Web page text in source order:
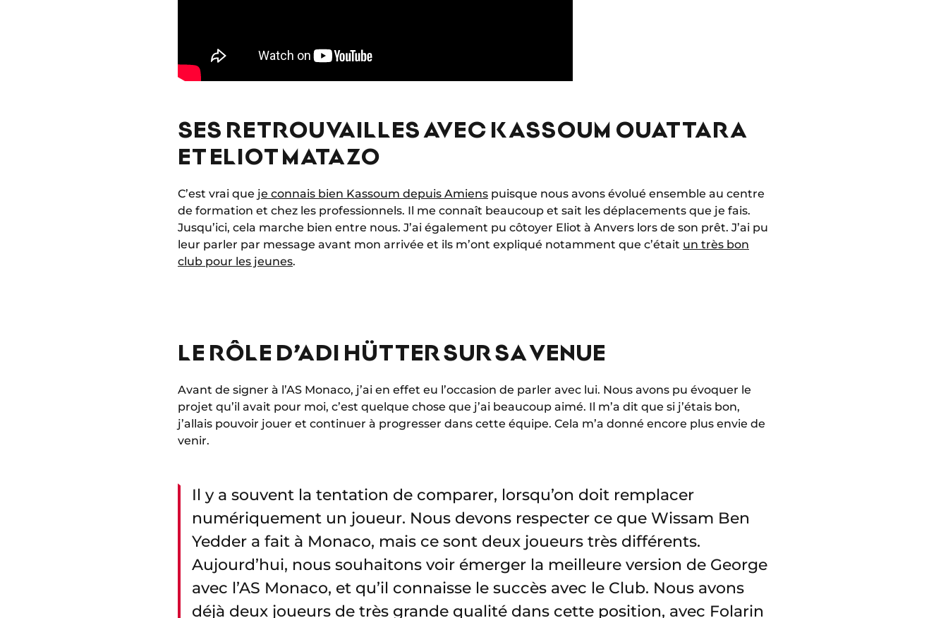
SES RETROUVAILLES AVEC KASSOUM OUATTARA
ET ELIOT MATAZO
C’est vrai que je connais bien Kassoum depuis Amiens puisque nous avons évolué ensemble au centre
de formation et chez les professionnels. Il me connaît beaucoup et sait les déplacements que je fais.
Jusqu’ici, cela marche bien entre nous. J’ai également pu côtoyer Eliot à Anvers lors de son prêt. J’ai pu
leur parler par message avant mon arrivée et ils m’ont expliqué notamment que c’était un très bon
club pour les jeunes.
LE RÔLE D’ADI HÜTTER SUR SA VENUE
Avant de signer à l’AS Monaco, j’ai en effet eu l’occasion de parler avec lui. Nous avons pu évoquer le
projet qu’il avait pour moi, c’est quelque chose que j’ai beaucoup aimé. Il m’a dit que si j’étais bon,
j’allais pouvoir jouer et continuer à progresser dans cette équipe. Cela m’a donné encore plus envie de
venir.
Il y a souvent la tentation de comparer, lorsqu’on doit remplacer
numériquement un joueur. Nous devons respecter ce que Wissam Ben
Yedder a fait à Monaco, mais ce sont deux joueurs très différents.
Aujourd’hui, nous souhaitons voir émerger la meilleure version de George
avec l’AS Monaco, et qu’il connaisse le succès avec le Club. Nous avons
déjà deux joueurs de très grande qualité dans cette position, avec Folarin